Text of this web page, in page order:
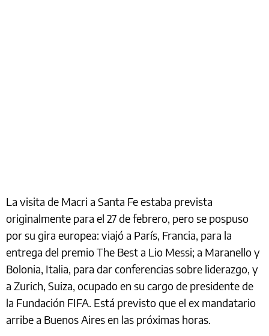
La visita de Macri a Santa Fe estaba prevista
originalmente para el 27 de febrero, pero se pospuso
por su gira europea: viajó a París, Francia, para la
entrega del premio The Best a Lio Messi; a Maranello y
Bolonia, Italia, para dar conferencias sobre liderazgo, y
a Zurich, Suiza, ocupado en su cargo de presidente de
la Fundación FIFA. Está previsto que el ex mandatario
arribe a Buenos Aires en las próximas horas.